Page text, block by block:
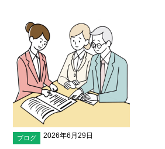
ブログ 2026年6月29日